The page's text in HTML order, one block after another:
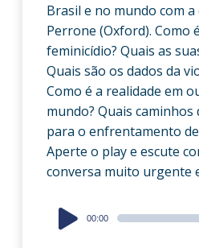
Brasil e no mundo com a
Perrone (Oxford). Como
feminicídio? Quais as
Quais são os dados da
Como é a realidade em
mundo? Quais
para o enfrentamento
Aperte o play e escute
conversa muito urgente
Audio
Player
00:00